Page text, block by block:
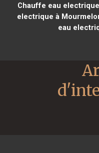
Chauffe eau electrique
electrique à
eau